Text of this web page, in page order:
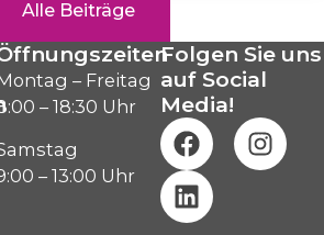
Alle Beiträge
– Freitag
– 18:30 Uhr
– 13:00 Uhr
Folgen Sie uns
auf Social
Media!